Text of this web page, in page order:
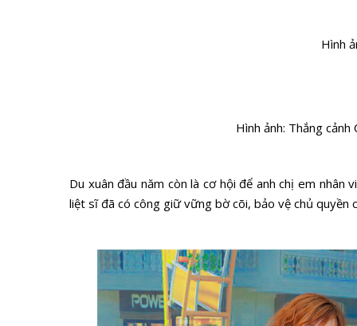
Hình
Hình ảnh: Thắng cảnh
Du xuân đầu năm còn là cơ hội để anh chị em
liệt sĩ đã có công giữ vững bờ cõi, bảo vệ chủ quyền